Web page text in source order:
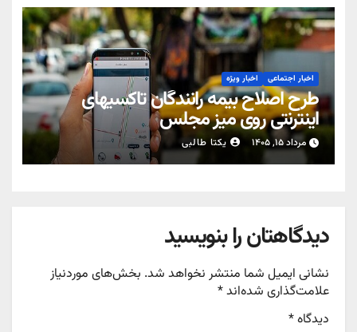
اخبار اجتماعی اخبار ویژه
طرح اصلاح بیمه رانندگان تاکسیهای
اینترنتی روی میز مجلس
مرداد ۱۵, ۱۴۰۵ یکتا طالبی
دیدگاهتان را بنویسید
نشانی ایمیل شما منتشر نخواهد شد. بخش‌های موردنیاز
علامت‌گذاری شده‌اند*
دیدگاه*